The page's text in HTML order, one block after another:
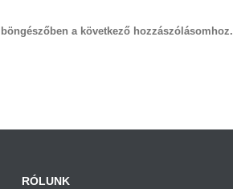
a következő hozzászólásomhoz.
RÓLUNK